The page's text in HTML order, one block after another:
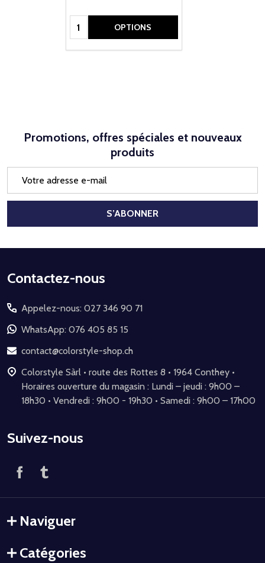
Quantité: OPTIONS
Promotions, offres spéciales et nouveaux
produits
mail
S’ABONNER
Début
pied
de
page
Contactez-nous
Appelez-nous: 027 346 90 71
WhatsApp: 076 405 85 15
contact@colorstyle-shop.ch
Colorstyle Sàrl • route des Rottes 8 • 1964 Conthey •
Horaires ouverture du magasin : Lundi – jeudi : 9h00 –
18h30 • Vendredi : 9h00 - 19h30 • Samedi : 9h00 – 17h00
Suivez-nous
Naviguer
Catégories